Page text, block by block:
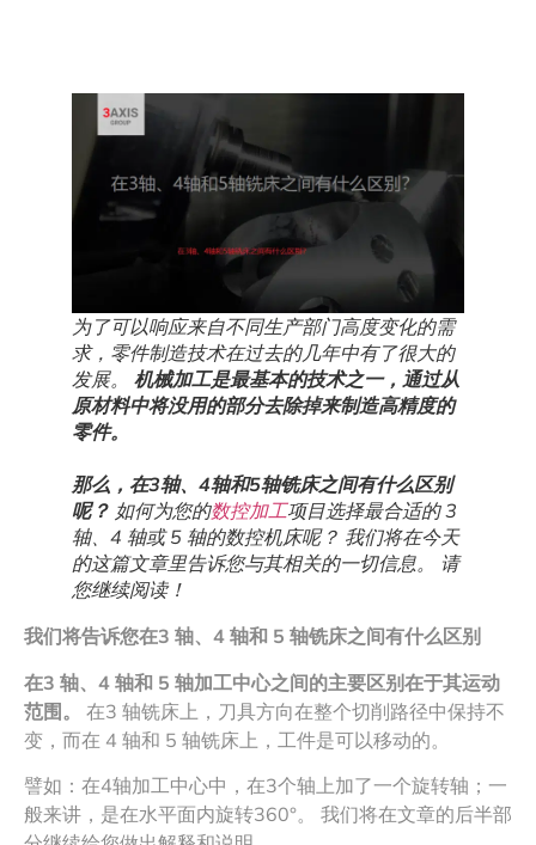
为了可以响应来自不同生产部门高度变化的需
求，零件制造技术在过去的几年中有了很大的
发展。 机械加工是最基本的技术之一，通过从
原材料中将没用的部分去除掉来制造高精度的
零件。
那么，在3轴、4轴和5轴铣床之间有什么区别
呢？ 如何为您的数控加工项目选择最合适的 3
轴、4 轴或 5 轴的数控机床呢？ 我们将在今天
的这篇文章里告诉您与其相关的一切信息。 请
您继续阅读！
我们将告诉您在3 轴、 4 轴和 5 轴铣床之间有什么区别
在3 轴、4 轴和 5 轴加工中心之间的主要区别在于其运动
范围。
在3 轴铣床上，刀具方向在整个切削路径中保持不
变，而在 4 轴和 5 轴铣床上，工件是可以移动的。
譬如：在4轴加工中心中，在3个轴上加了一个旋转轴；一
般来讲，是在水平面内旋转360°。 我们将在文章的后半部